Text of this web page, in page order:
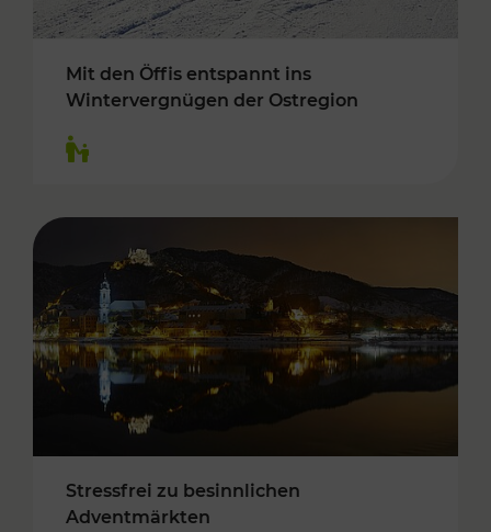
Mit den Öffis entspannt ins
Wintervergnügen der Ostregion
Stressfrei zu besinnlichen
Adventmärkten